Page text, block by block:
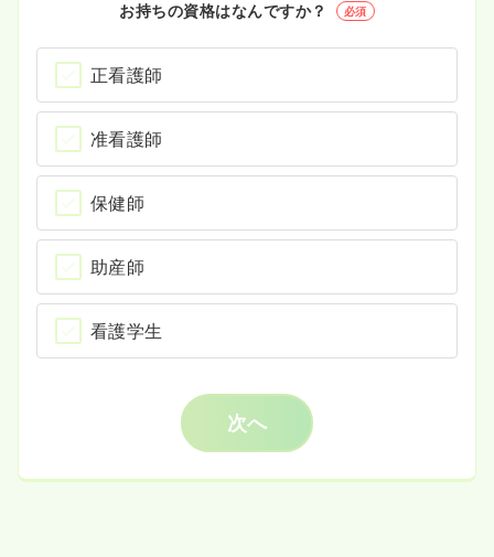
お持ちの資格はなんですか？ 必須
正看護師
准看護師
保健師
助産師
看護学生
次へ